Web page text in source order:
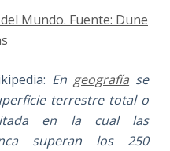
Mundo. Fuente: Dune
En geografía se
terrestre total o
en la cual las
superan los 250